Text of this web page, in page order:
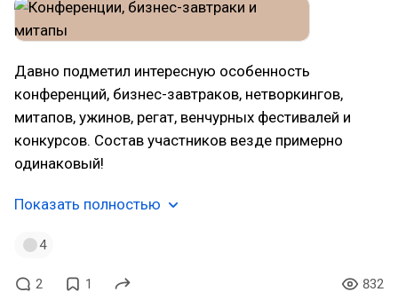
Давно подметил интересную особенность
конференций, бизнес-завтраков, нетворкингов,
митапов, ужинов, регат, венчурных фестивалей и
конкурсов. Состав участников везде примерно
одинаковый!
Показать полностью
4
2 1 832